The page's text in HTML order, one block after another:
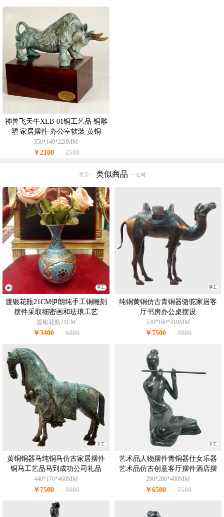
神兽飞天牛XLB-01铜工艺品 铜雕
塑 家居摆件 办公室软装 黄铜
350*140*220MM
￥2100 2500
类似商品
手工
渡银花瓶21CM伊朗纯手工铜雕刻
摆件采取细密画和珐琅工艺
渡银花瓶21CM
￥3400 6800
手工
纯铜黄铜仿古青铜器骆驼家居客
厅书房办公桌摆设
530*160*410MM
￥7500 9000
手工
黄铜铜器马纯铜马仿古家居摆件
铜马工艺品马到成功公司礼品
440*170*460MM
￥7500 9000
手工
艺术品人物摆件青铜器仕女乐器
艺术品仿古创意客厅摆件酒店摆
件办公室摆件青铜7.5KG
290*280*400MM
￥6500 7500